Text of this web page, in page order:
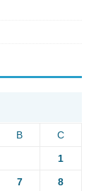
B C
1
7 8